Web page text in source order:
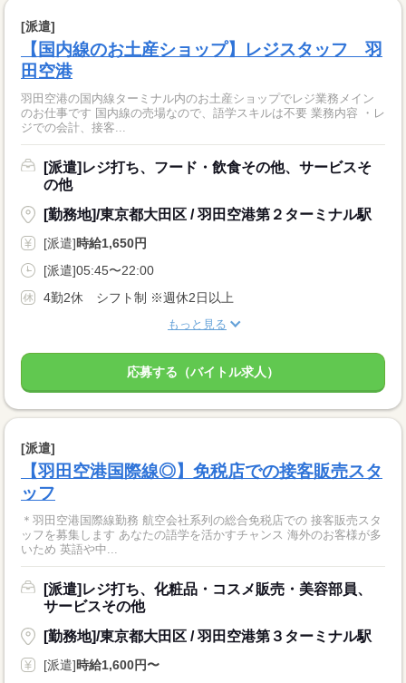
[派遣]
【国内線のお土産ショップ】レジスタッフ 羽
田空港
羽田空港の国内線ターミナル内のお土産ショップでレジ業務メイン
のお仕事です 国内線の売場なので、語学スキルは不要 業務内容 ・レ
ジでの会計、接客...
[派遣]レジ打ち、フード・飲食その他、サービスそ
の他
[勤務地]/東京都大田区 / 羽田空港第２ターミナル駅
[派遣]時給1,650円
[派遣]05:45〜22:00
4勤2休 シフト制 ※週休2日以上
もっと見る
応募する（バイトル求人）
[派遣]
【羽田空港国際線◎】免税店での接客販売スタ
ッフ
＊羽田空港国際線勤務 航空会社系列の総合免税店での 接客販売スタ
ッフを募集します あなたの語学を活かすチャンス 海外のお客様が多
いため 英語や中...
[派遣]レジ打ち、化粧品・コスメ販売・美容部員、
サービスその他
[勤務地]/東京都大田区 / 羽田空港第３ターミナル駅
[派遣]時給1,600円〜